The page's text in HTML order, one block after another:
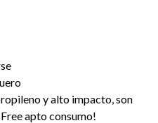
y alto impacto, son
apto consumo!